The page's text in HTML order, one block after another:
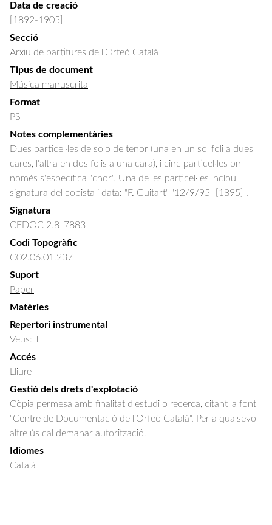
Data de creació
[1892-1905]
Secció
Arxiu de partitures de l'Orfeó Català
Tipus de document
Música manuscrita
Format
PS
Notes complementàries
Dues particel·les de solo de tenor (una en un sol foli a dues
cares, l'altra en dos folis a una cara), i cinc particel·les on
només s'especifica "chor". Una de les particel·les inclou
signatura del copista i data: "F. Guitart" "12/9/95" [1895] .
Signatura
CEDOC 2.8_7883
Codi Topogràfic
C02.06.01.237
Suport
Paper
Matèries
Repertori instrumental
Veus: T
Accés
Lliure
Gestió dels drets d'explotació
Còpia permesa amb finalitat d'estudi o recerca, citant la font
"Centre de Documentació de l’Orfeó Català". Per a qualsevol
altre ús cal demanar autorització.
Idiomes
Català